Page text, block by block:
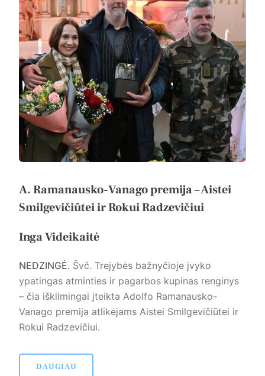
A. Ramanausko-Vanago premija – Aistei
Smilgevičiūtei ir Rokui Radzevičiui
Inga Videikaitė
NEDZINGĖ. Švč. Trejybės bažnyčioje įvyko
ypatingas atminties ir pagarbos kupinas renginys
– čia iškilmingai įteikta Adolfo Ramanausko-
Vanago premija atlikėjams Aistei Smilgevičiūtei ir
Rokui Radzevičiui.
DAUGIAU